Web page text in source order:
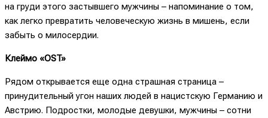
на груди этого застывшего мужчины – напоминание о том,
как легко превратить человеческую жизнь в мишень, если
забыть о милосердии.
Клеймо «OST»
Рядом открывается еще одна страшная страница –
принудительный угон наших людей в нацистскую Германию и
Австрию. Подростки, молодые девушки, мужчины – сотни